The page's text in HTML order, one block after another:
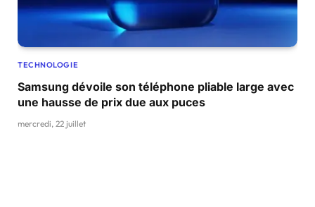
TECHNOLOGIE
Samsung dévoile son téléphone pliable large avec
une hausse de prix due aux puces
mercredi, 22 juillet